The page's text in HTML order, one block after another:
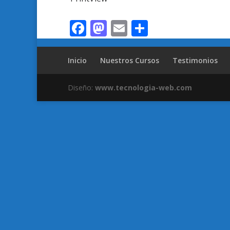
Facebook
Mastodon
Email
Inicio Nuestros Cursos Testimonios
Diseño: www.tecnologia-web.com